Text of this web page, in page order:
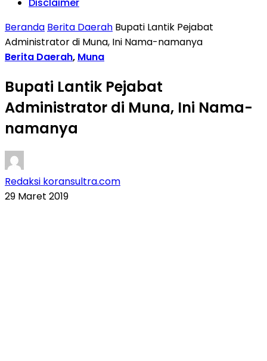
Beranda Berita Daerah Bupati Lantik Pejabat
Administrator di Muna, Ini Nama-namanya
Berita Daerah, Muna
Bupati Lantik Pejabat
Administrator di Muna, Ini Nama-
namanya
Redaksi koransultra.com
29 Maret 2019